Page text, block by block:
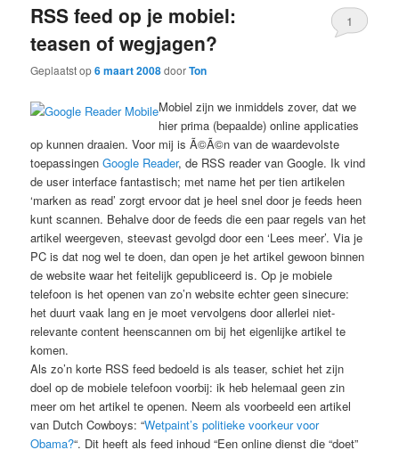
RSS feed op je mobiel:
teasen of wegjagen?
Geplaatst op6 maart 2008doorTon
1
Mobiel zijn we inmiddels zover, dat we
hier prima (bepaalde) online applicaties
op kunnen draaien. Voor mij is Ã©Ã©n van de waardevolste
toepassingenGoogle Reader, de RSS reader van Google. Ik vind
de user interface fantastisch; met name het per tien artikelen
‘marken as read’ zorgt ervoor dat je heel snel door je feeds heen
kunt scannen. Behalve door de feeds die een paar regels van het
artikel weergeven, steevast gevolgd door een ‘Lees meer’. Via je
PC is dat nog wel te doen, dan open je het artikel gewoon binnen
de website waar het feitelijk gepubliceerd is. Op je mobiele
telefoon is het openen van zo’n website echter geen sinecure:
het duurt vaak lang en je moet vervolgens door allerlei niet-
relevante content heenscannen om bij het eigenlijke artikel te
komen.
Als zo’n korte RSS feed bedoeld is als teaser, schiet het zijn
doel op de mobiele telefoon voorbij: ik heb helemaal geen zin
meer om het artikel te openen. Neem als voorbeeld een artikel
van Dutch Cowboys: “Wetpaint’s politieke voorkeur voor
Obama?“. Dit heeft als feed inhoud “Een online dienst die “doet”